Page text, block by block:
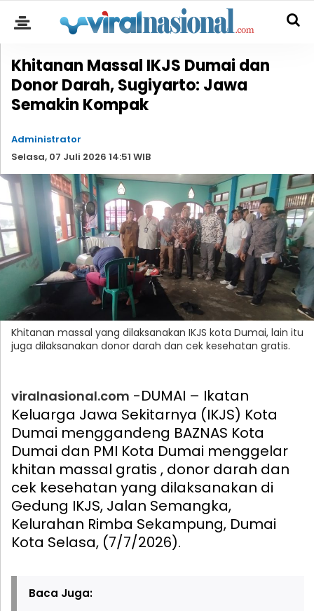
Khitanan Massal IKJS Dumai dan
Donor Darah, Sugiyarto: Jawa
Semakin Kompak
Administrator
Selasa, 07 Juli 2026 14:51 WIB
Khitanan massal yang dilaksanakan IKJS kota Dumai, lain itu
juga dilaksanakan donor darah dan cek kesehatan gratis.
viralnasional.com -DUMAI – Ikatan
Keluarga Jawa Sekitarnya (IKJS) Kota
Dumai menggandeng BAZNAS Kota
Dumai dan PMI Kota Dumai menggelar
khitan massal gratis , donor darah dan
cek kesehatan yang dilaksanakan di
Gedung IKJS, Jalan Semangka,
Kelurahan Rimba Sekampung, Dumai
Kota Selasa, (7/7/2026).
Baca Juga: